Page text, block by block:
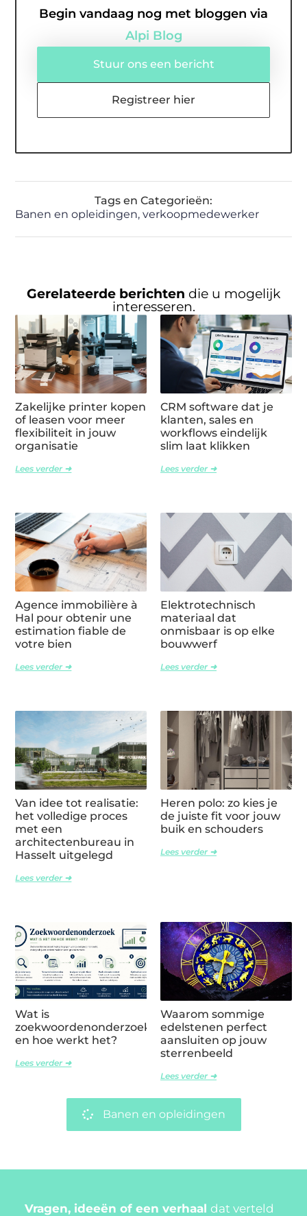
Begin vandaag nog met bloggen via
Alpi Blog
Stuur ons een bericht
Registreer hier
Tags en Categorieën:
Banen en opleidingen,verkoopmedewerker
Gerelateerde berichten die u mogelijk
interesseren.
Zakelijke printer kopen
of leasen voor meer
flexibiliteit in jouw
organisatie
Lees verder ➜
CRM software dat je
klanten, sales en
workflows eindelijk
slim laat klikken
Lees verder ➜
Agence immobilière à
Hal pour obtenir une
estimation fiable de
votre bien
Lees verder ➜
Elektrotechnisch
materiaal dat
onmisbaar is op elke
bouwwerf
Lees verder ➜
Van idee tot realisatie:
het volledige proces
met een
architectenbureau in
Hasselt uitgelegd
Lees verder ➜
Heren polo: zo kies je
de juiste fit voor jouw
buik en schouders
Lees verder ➜
Wat is
zoekwoordenonderzoek
en hoe werkt het?
Lees verder ➜
Waarom sommige
edelstenen perfect
aansluiten op jouw
sterrenbeeld
Lees verder ➜
Banen en opleidingen
Vragen, ideeën of een verhaal dat verteld